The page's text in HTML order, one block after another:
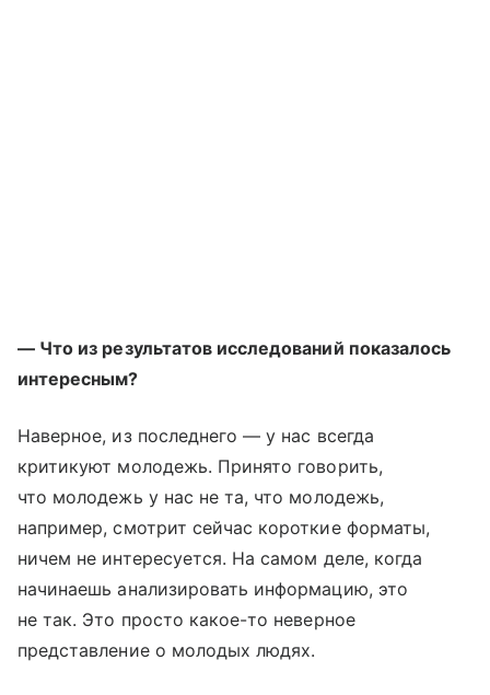
— Что из результатов исследований показалось
интересным?
Наверное, из последнего — у нас всегда
критикуют молодежь. Принято говорить,
что молодежь у нас не та, что молодежь,
например, смотрит сейчас короткие форматы,
ничем не интересуется. На самом деле, когда
начинаешь анализировать информацию, это
не так. Это просто какое-то неверное
представление о молодых людях.